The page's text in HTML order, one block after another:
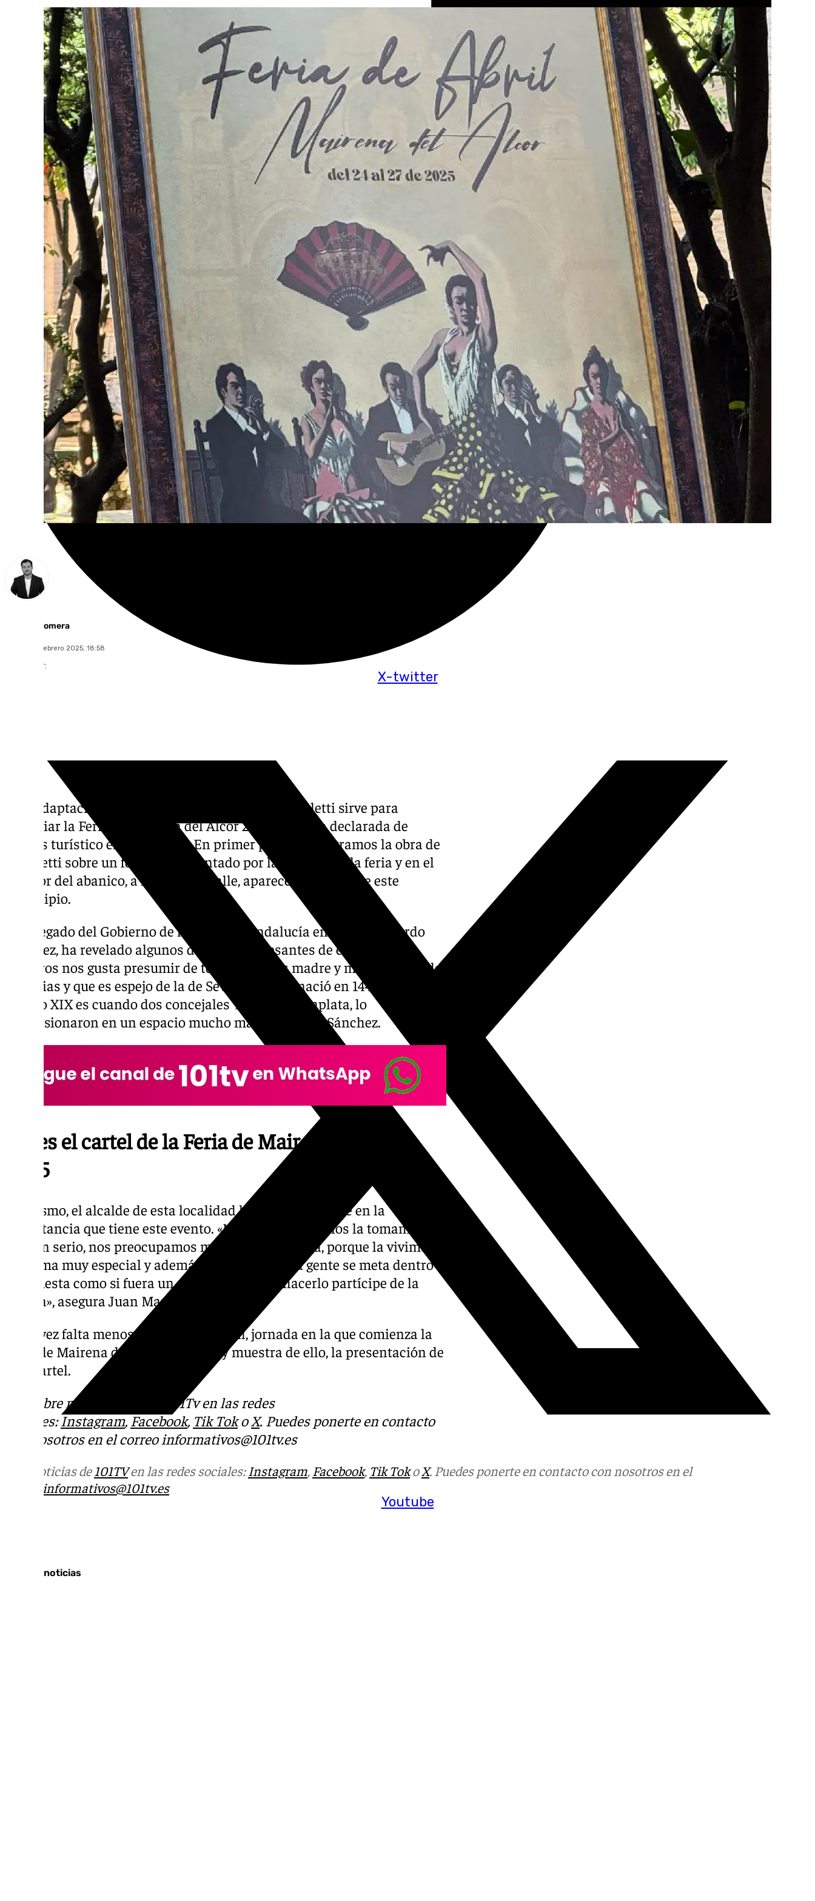
X-twitter
Youtube
Alberto Romera
jueves, 20 febrero 2025, 18:58
Compartir:
Una adaptación de una obra de José Manuel Capuletti sirve para
anunciar la Feria de Mairena del Alcor 2025, una cita declarada de
interés turístico en Andalucía. En primer plano encontramos la obra de
Capuletti sobre un fondo representado por la portada de la feria y en el
interior del abanico, a modo de detalle, aparece el castillo de este
municipio.
El delegado del Gobierno de la Junta de Andalucía en Sevilla, Ricardo
Sánchez, ha revelado algunos detalles interesantes de esta cita. «A
nosotros nos gusta presumir de tener la que es madre y maestra de todas
las ferias y que es espejo de la de Sevilla, porque nació en 1441, pues ya en
el siglo XIX es cuando dos concejales Ybarra y Bonaplata, lo
dimensionaron en un espacio mucho mayor», afirma Sánchez.
Así es el cartel de la Feria de Mairena del Alcor
2025
Asimismo, el alcalde de esta localidad ha hecho hincapié en la
importancia que tiene este evento. «Nosotros la feria nos la tomamos
muy en serio, nos preocupamos muy mucho por ella, porque la vivimos
de forma muy especial y además nos gusta que la gente se meta dentro
de la fiesta como si fuera un mairenero más y hacerlo partícipe de la
misma», asegura Juan Manuel López.
Cada vez falta menos para el 24 de abril, jornada en la que comienza la
Feria de Mairena del Alcor en 2025, y muestra de ello, la presentación de
este cartel.
Descubre más noticias de 101Tv en las redes
sociales:Instagram,Facebook, Tik TokoX. Puedes ponerte en contacto
con nosotros en el correo informativos@101tv.es
Más noticias de101TVen las redes sociales:Instagram, Facebook, Tik TokoX. Puedes ponerte en contacto con nosotros en el
informativos@101tv.es
Últimas noticias